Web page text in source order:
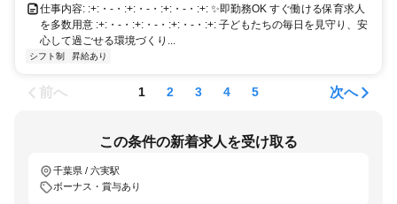
仕事内容: :+:・-・:+:・-・:+:・-・:+: ✨即勤務OK すぐ働ける保育求人
を多数用意 :+:・-・:+:・-・:+:・-・:+: 子どもたちの毎日を見守り、安
心して過ごせる環境づくり...
シフト制 昇給あり
前へ 1 2 3 4 5 次へ
この条件の新着求人を受け取る
千葉県 / 六実駅
ボーナス・賞与あり